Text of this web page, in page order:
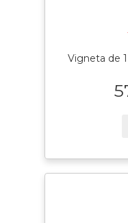
Vigneta de